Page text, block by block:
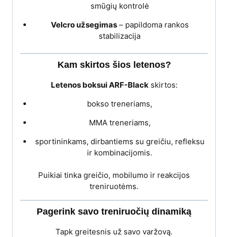
smūgių kontrolė
Velcro užsegimas– papildoma rankos
stabilizacija
Kam skirtos šios letenos?
Letenos boksui ARF-Blackskirtos:
bokso treneriams,
MMA treneriams,
sportininkams, dirbantiems su greičiu, refleksu
ir kombinacijomis.
Puikiai tinka greičio, mobilumo ir reakcijos
treniruotėms.
Pagerink savo treniruočių dinamiką
Tapk greitesnis už savo varžovą.